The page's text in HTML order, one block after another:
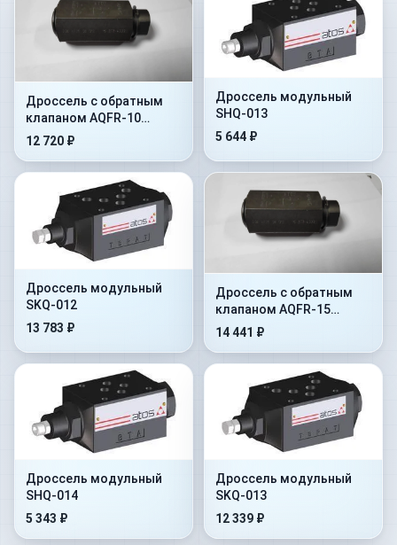
Дроссель с обратным
клапаном AQFR-10
(регулятор расхода
12 720 ₽
Дроссель модульный
SHQ-013
5 644 ₽
Дроссель модульный
SKQ-012
13 783 ₽
Дроссель с обратным
клапаном AQFR-15
(регулятор расхода
14 441 ₽
Дроссель модульный
SHQ-014
5 343 ₽
Дроссель модульный
SKQ-013
12 339 ₽